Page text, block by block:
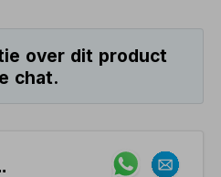
over dit product
chat.